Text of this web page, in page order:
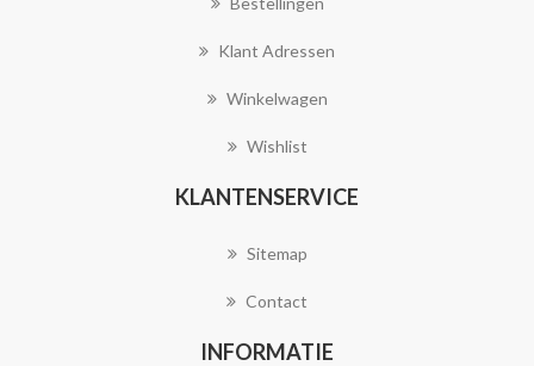
Klant Adressen
Winkelwagen
Wishlist
KLANTENSERVICE
Sitemap
Contact
INFORMATIE